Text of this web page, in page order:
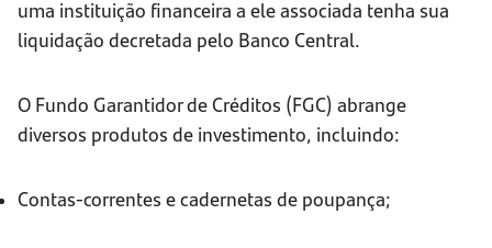
uma instituição financeira a ele associada tenha sua
liquidação decretada pelo Banco Central.
O Fundo Garantidor de Créditos (FGC) abrange
diversos produtos de investimento, incluindo:
Contas-correntes e cadernetas de poupança;